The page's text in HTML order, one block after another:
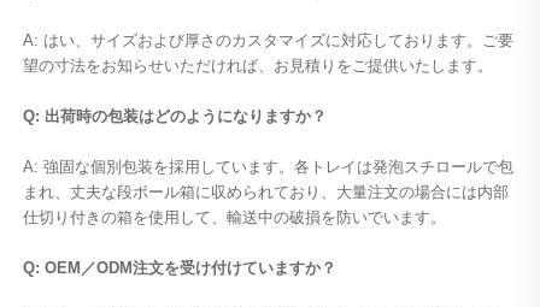
A: はい、サイズおよび厚さのカスタマイズに対応しております。ご要
望の寸法をお知らせいただければ、お見積りをご提供いたします。
Q: 出荷時の包装はどのようになりますか？
A: 強固な個別包装を採用しています。各トレイは発泡スチロールで包
まれ、丈夫な段ボール箱に収められており、大量注文の場合には内部
仕切り付きの箱を使用して、輸送中の破損を防いでいます。
Q: OEM／ODM注文を受け付けていますか？